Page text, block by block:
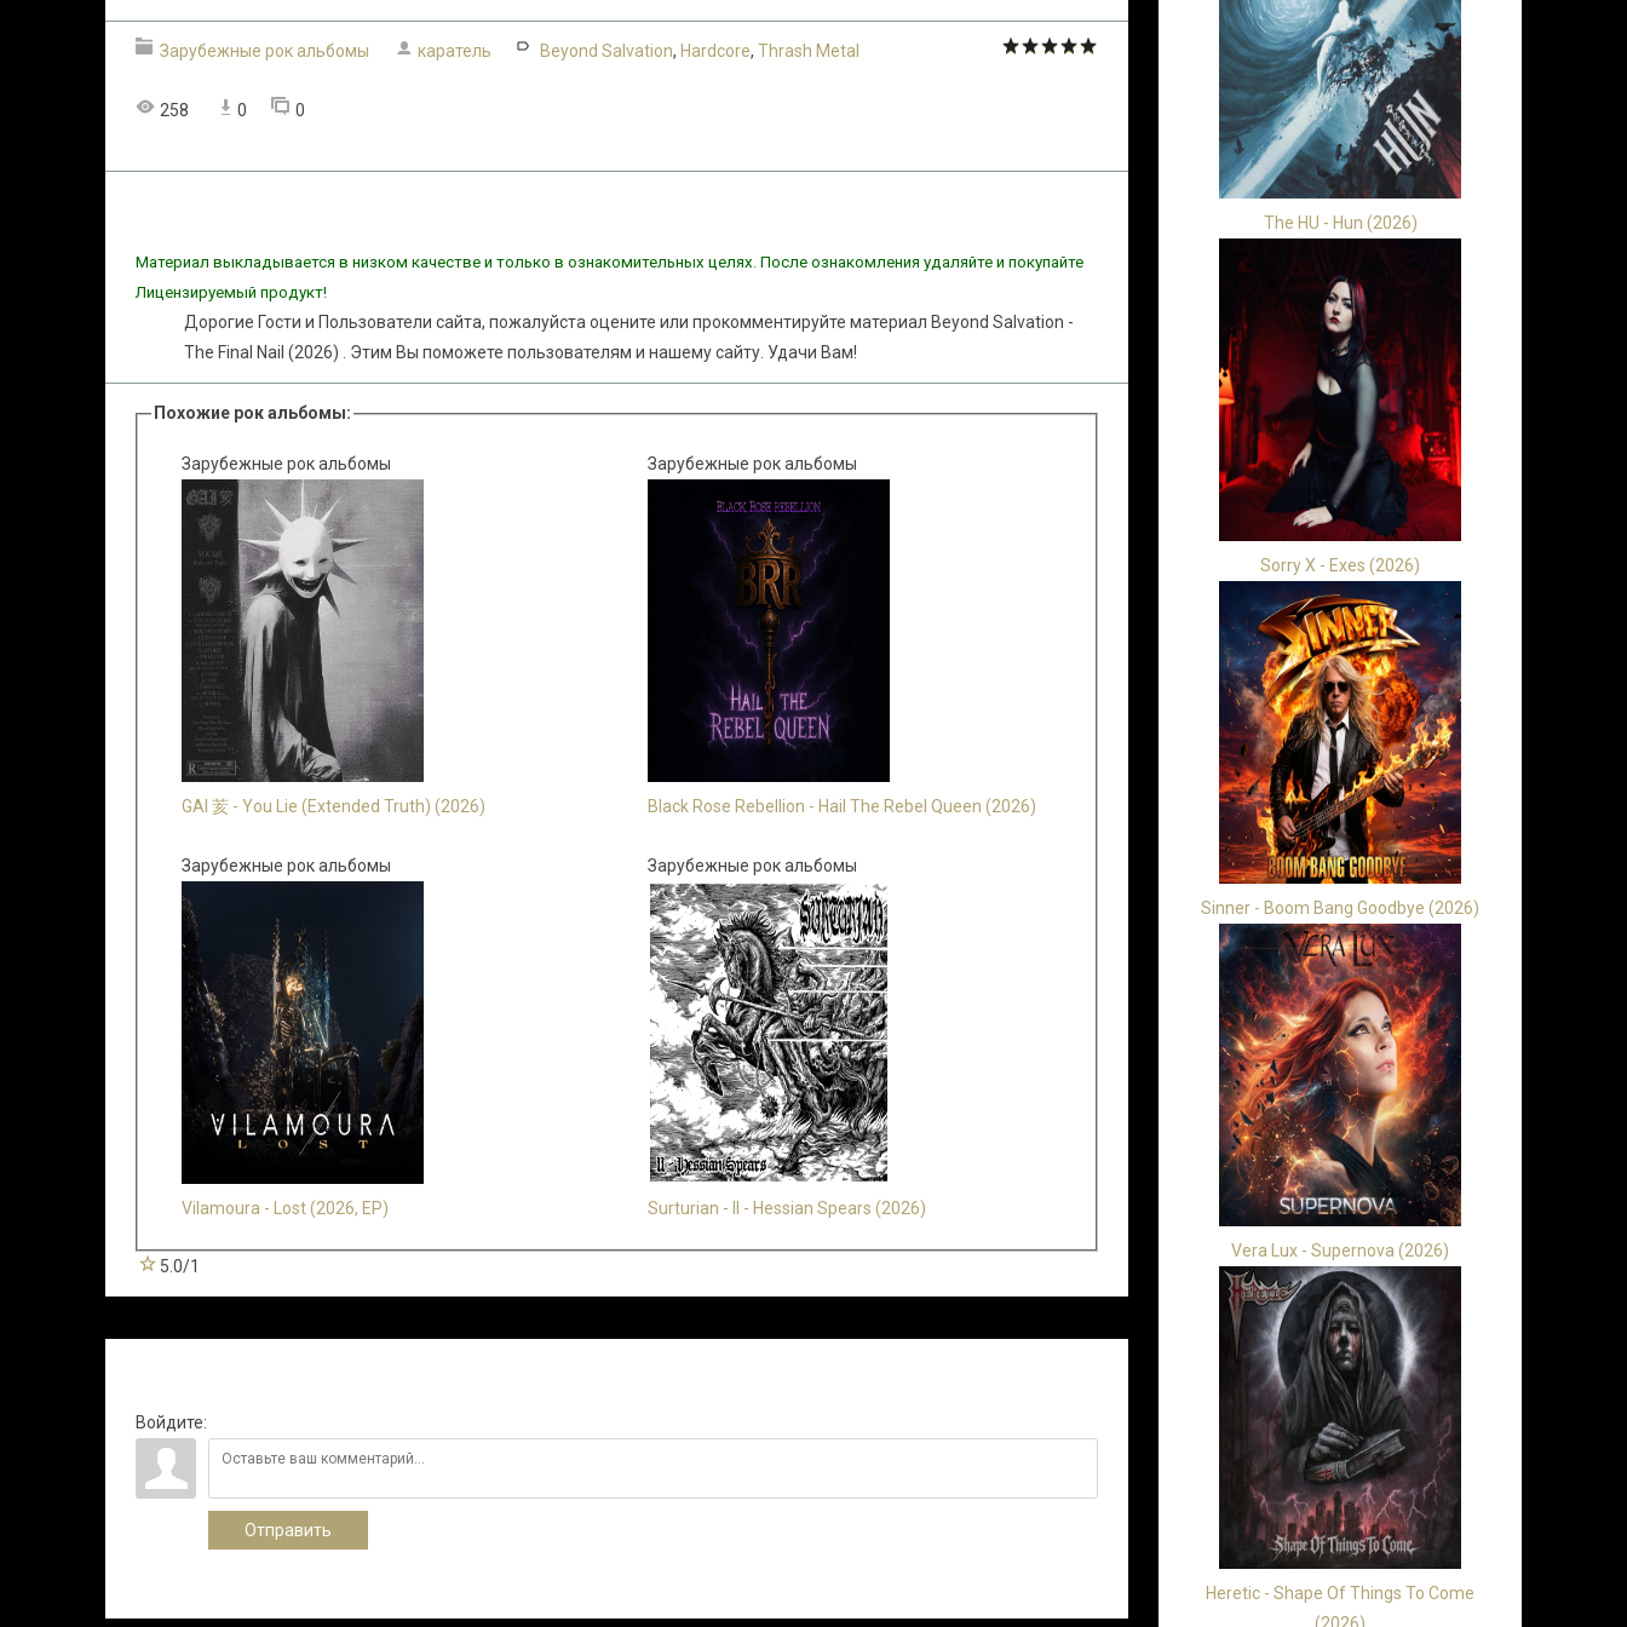
Зарубежные рок альбомы каратель Beyond Salvation, Hardcore, Thrash Metal
258 0 0
Материал выкладывается в низком качестве и только в ознакомительных целях. После ознакомления удаляйте и покупайте
Лицензируемый продукт!
Дорогие Гости и Пользователи сайта, пожалуйста оцените или прокомментируйте материал Beyond Salvation -
The Final Nail (2026) . Этим Вы поможете пользователям и нашему сайту. Удачи Вам!
Похожие рок альбомы:
Зарубежные рок альбомы
GAI 荄 - You Lie (Extended Truth) (2026)
Зарубежные рок альбомы
Black Rose Rebellion - Hail The Rebel Queen (2026)
Зарубежные рок альбомы
Vilamoura - Lost (2026, EP)
Зарубежные рок альбомы
Surturian - II - Hessian Spears (2026)
5.0/1
Войдите:
Отправить
The HU - Hun (2026)
Sorry X - Exes (2026)
Sinner - Boom Bang Goodbye (2026)
Vera Lux - Supernova (2026)
Heretic - Shape Of Things To Come